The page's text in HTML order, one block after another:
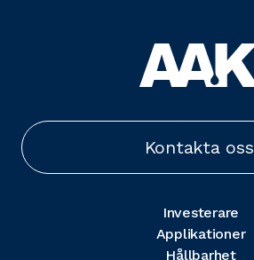
Kontakta oss
Investerare
Applikationer
Hållbarhet